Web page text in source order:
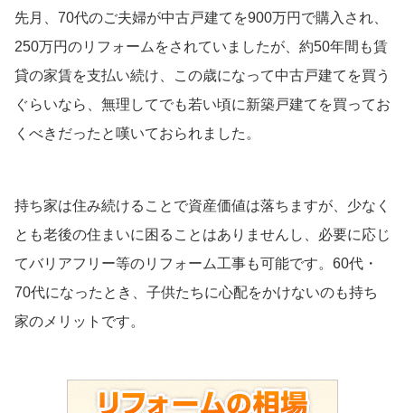
先月、70代のご夫婦が中古戸建てを900万円で購入され、
250万円のリフォームをされていましたが、約50年間も賃
貸の家賃を支払い続け、この歳になって中古戸建てを買う
ぐらいなら、無理してでも若い頃に新築戸建てを買ってお
くべきだったと嘆いておられました。
持ち家は住み続けることで資産価値は落ちますが、少なく
とも老後の住まいに困ることはありませんし、必要に応じ
てバリアフリー等のリフォーム工事も可能です。60代・
70代になったとき、子供たちに心配をかけないのも持ち
家のメリットです。